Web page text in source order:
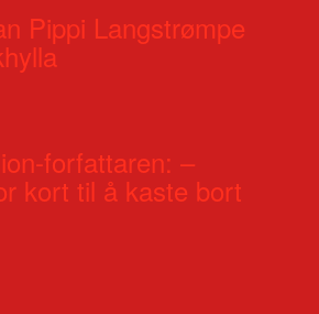
Pippi Langstrømpe
forfattaren: –
kort til å kaste bort